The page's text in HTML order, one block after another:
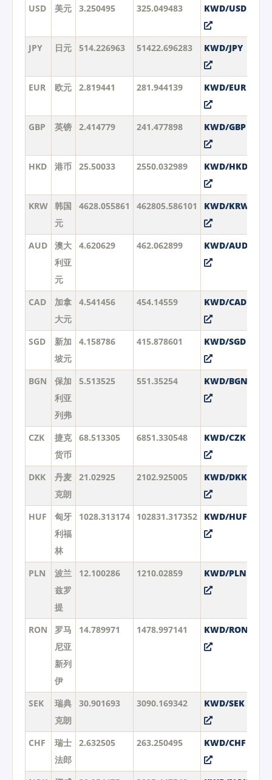
USD 美元 3.250495 325.049483 KWD/USD
JPY 日元 514.226963 51422.696283 KWD/JPY
EUR 欧元 2.819441 281.944139 KWD/EUR
GBP 英镑 2.414779 241.477898 KWD/GBP
HKD 港币 25.50033 2550.032989 KWD/HKD
KRW 韩国
元
4628.055861 462805.586101 KWD/KRW
AUD
澳大
利亚
元
4.620629 462.062899 KWD/AUD
CAD
加拿
大元
4.541456 454.14559 KWD/CAD
SGD
新加
坡元
4.158786 415.878601 KWD/SGD
BGN
保加
利亚
列弗
5.513525 551.35254 KWD/BGN
CZK
捷克
货币
68.513305 6851.330548 KWD/CZK
DKK
丹麦
克朗
21.02925 2102.925005 KWD/DKK
HUF
匈牙
利福
林
1028.313174 102831.317352 KWD/HUF
PLN
波兰
兹罗
提
12.100286 1210.02859 KWD/PLN
RON
罗马
尼亚
新列
伊
14.789971 1478.997141 KWD/RON
SEK
瑞典
克朗
30.901693 3090.169342 KWD/SEK
CHF
瑞士
法郎
2.632505 263.250495 KWD/CHF